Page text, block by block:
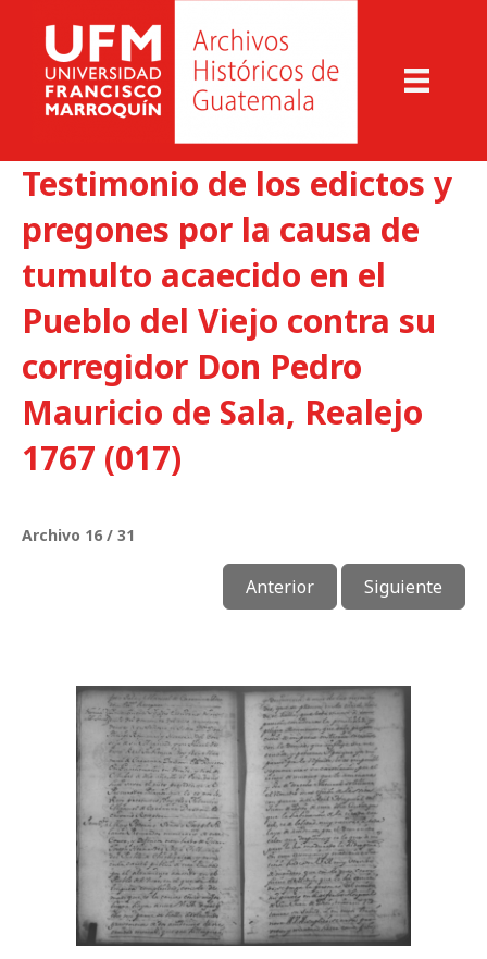
Testimonio de los edictos y
pregones por la causa de
tumulto acaecido en el
Pueblo del Viejo contra su
corregidor Don Pedro
Mauricio de Sala, Realejo
1767 (017)
Archivo 16 / 31
Anterior Siguiente